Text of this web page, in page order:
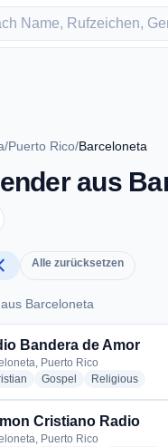
/Puerto Rico/Barceloneta
aus
Alle zurücksetzen
Barceloneta
aus Barceloneta
Bandera de Amor
Puerto Rico
radio stations
Gospel radio stations
Religiousradio
Cristiano Radio
Puerto Rico